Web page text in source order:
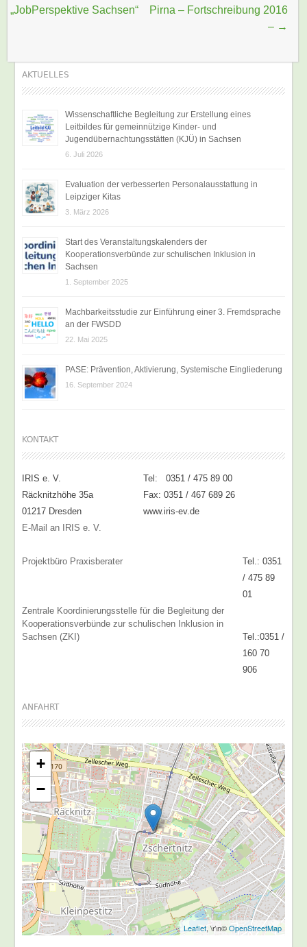
„JobPerspektive Sachsen“
Pirna – Fortschreibung 2016
– →
AKTUELLES
Wissenschaftliche Begleitung zur Erstellung eines
Leitbildes für gemeinnützige Kinder- und
Jugendübernachtungsstätten (KJÜ) in Sachsen
6. Juli 2026
Evaluation der verbesserten Personalausstattung in
Leipziger Kitas
3. März 2026
Start des Veranstaltungskalenders der
Kooperationsverbünde zur schulischen Inklusion in
Sachsen
1. September 2025
Machbarkeitsstudie zur Einführung einer 3. Fremdsprache
an der FWSDD
22. Mai 2025
PASE: Prävention, Aktivierung, Systemische Eingliederung
16. September 2024
KONTAKT
IRIS e. V.
Tel: 0351 / 475 89 00
Räcknitzhöhe 35a
Fax: 0351 / 467 689 26
01217 Dresden
www.iris-ev.de
E-Mail an IRIS e. V.
Projektbüro Praxisberater
Tel.: 0351
/ 475 89
01
Zentrale Koordinierungsstelle für die Begleitung der
Kooperationsverbünde zur schulischen Inklusion in
Sachsen (ZKI)
Tel.:0351 /
160 70
906
ANFAHRT
+
−
Leaflet, \r\n©OpenStreetMap